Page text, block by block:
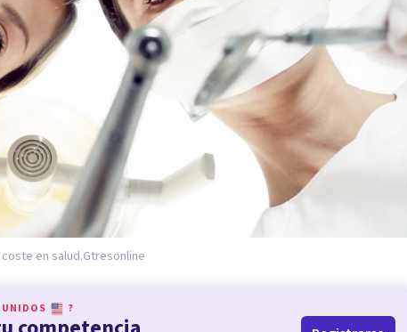
en salud.Gtresonline
?